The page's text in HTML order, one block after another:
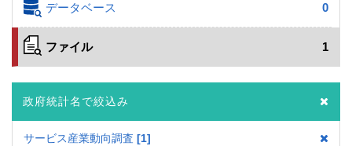
データベース 0
ファイル 1
政府統計名で絞込み
サービス産業動向調査 1